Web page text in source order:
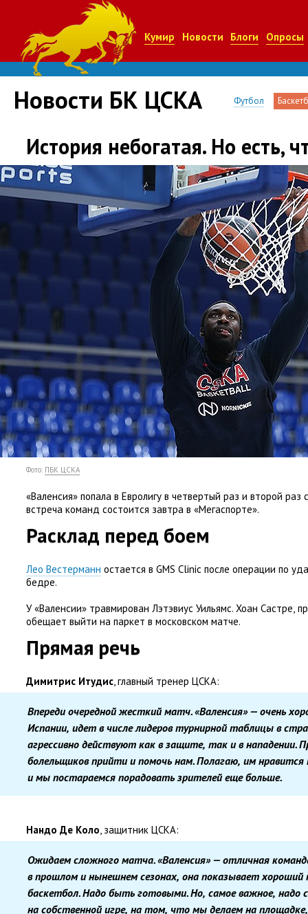
Кумир Новости Блоги Опросы
Новости БК ЦСКА Футбол
История небогатая. Но есть,
Фото: ПБК ЦСКА
«Валенсия» попала в Евролигу в четвертый раз и второй
встреча команд состоится завтра в «Мегаспорте».
Расклад перед боем
Лео Вестерманн остается в GMS Clinic после операции по
бедре.
У «Валенсии» травмирован Лэтэвиус Уильямс. Хоан Састре,
обещает выйти на паркет в московском матче.
Прямая речь
Димитрис Итудис, главный тренер ЦСКА:
Впереди очередной жесткий матч. «Валенсия» — очень
Испании, идет в числе лидеров турнирной таблицы в
агрессивно действуют как в защите, так и в нападении.
болельщиков прийти и помочь нам. Полагаю, им нравится
и мы постараемся порадовать зрителей еще больше.
Нандо Де Коло, защитник ЦСКА:
Ожидаем сложного матча. «Валенсия» — отличная
в прошлом и нынешнем сезонах, она показывает хороший
баскетбол. Надо быть готовыми. Но, самое важное, надо
на собственной игре, на том, что мы делаем на площадке,